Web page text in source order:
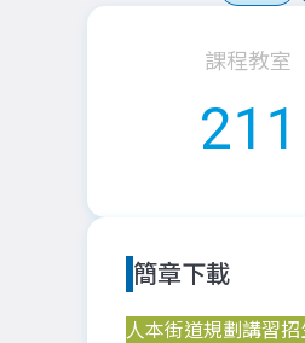
課程教室
211
簡章下載
人本街道規劃講習